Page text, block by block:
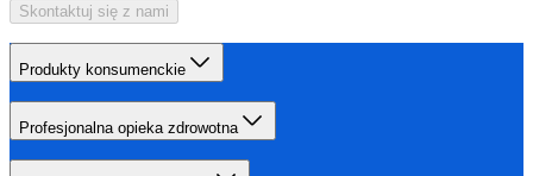
Skontaktuj się z nami
Produkty konsumenckie
Profesjonalna opieka zdrowotna